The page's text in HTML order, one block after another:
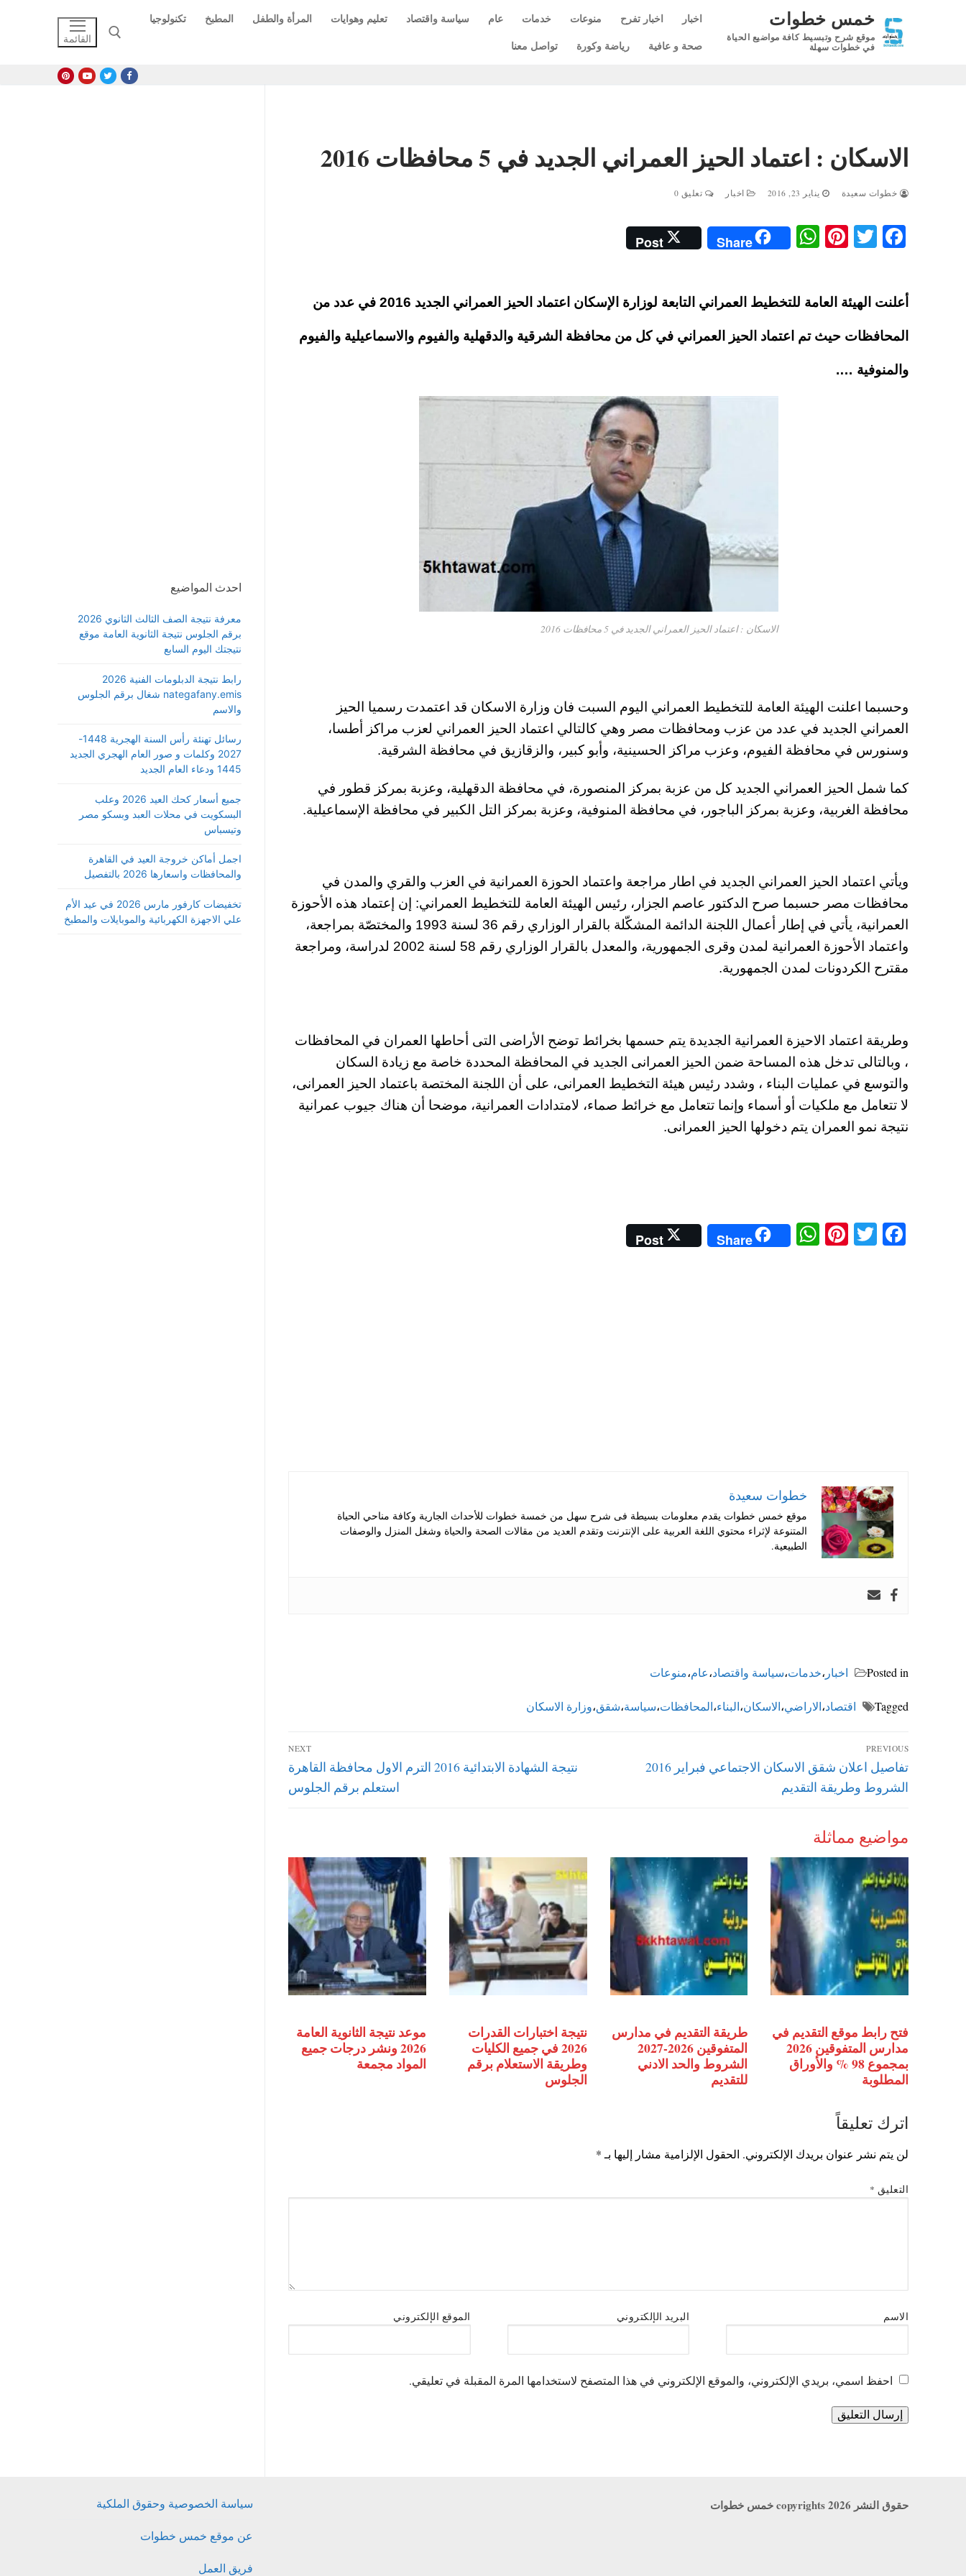
خمس خطوات
موقع شرح وتبسيط كافة مواضيع الحياة
في خطوات سهلة
اخبار اخبار تفرح منوعات خدمات عام سياسة واقتصاد تعليم وهوايات المرأة والطفل المطبخ
تكنولوجيا
صحة و عافية
رياضة وكورة تواصل معنا القائمة
الاسكان : اعتماد الحيز العمراني الجديد في 5 محافظات 2016
خطوات سعيدة يناير 23, 2016 اخبار تعليق 0
Fa
ok
T
r
Pi
es
t
W
ha
A
pp
Share
Post
أعلنت الهيئة العامة للتخطيط العمراني التابعة لوزارة الإسكان اعتماد الحيز العمراني الجديد 2016 في عدد من
المحافظات حيث تم اعتماد الحيز العمراني في كل من محافظة الشرقية والدقهلية والفيوم والاسماعيلية والفيوم
والمنوفية ….
الاسكان : اعتماد الحيز العمراني الجديد في 5 محافظات 2016
وحسبما اعلنت الهيئة العامة للتخطيط العمراني اليوم السبت فان وزارة الاسكان قد اعتمدت رسميا الحيز
العمراني الجديد في عدد من عزب ومحافظات مصر وهي كالتالي اعتماد الحيز العمراني لعزب مراكز أطسا،
وسنورس في محافظة الفيوم، وعزب مراكز الحسينية، وأبو كبير، والزقازيق في محافظة الشرقية.
كما شمل الحيز العمراني الجديد كل من عزبة بمركز المنصورة، في محافظة الدقهلية، وعزبة بمركز قطور في
محافظة الغربية، وعزبة بمركز الباجور، في محافظة المنوفية، وعزبة بمركز التل الكبير في محافظة الإسماعيلية.
ويأتي اعتماد الحيز العمراني الجديد في اطار مراجعة واعتماد الحوزة العمرانية في العزب والقري والمدن في
محافظات مصر حسبما صرح الدكتور عاصم الجزار، رئيس الهيئة العامة للتخطيط العمراني: إن إعتماد هذه الأحوزة
العمرانية، يأتي في إطار أعمال اللجنة الدائمة المشكّلة بالقرار الوزاري رقم 36 لسنة 1993 والمختصّة بمراجعة،
واعتماد الأحوزة العمرانية لمدن وقرى الجمهورية، والمعدل بالقرار الوزاري رقم 58 لسنة 2002 لدراسة، ومراجعة
مقترح الكردونات لمدن الجمهورية.
وطريقة اعتماد الاحيزة العمرانية الجديدة يتم حسمها بخرائط توضح الأراضى التى أحاطها العمران في المحافظات
، وبالتالى تدخل هذه المساحة ضمن الحيز العمرانى الجديد في المحافظة المحددة خاصة مع زيادة السكان
والتوسع في عمليات البناء ، وشدد رئيس هيئة التخطيط العمرانى، على أن اللجنة المختصة باعتماد الحيز العمرانى،
لا تتعامل مع ملكيات أو أسماء وإنما تتعامل مع خرائط صماء، لامتدادات العمرانية، موضحا أن هناك جيوب عمرانية
نتيجة نمو العمران يتم دخولها الحيز العمرانى.
Fa
T
Pi
W
ha
Share
Post
خطوات سعيدة
موقع خمس خطوات يقدم معلومات بسيطة فى شرح سهل من خمسة خطوات للأحداث الجارية وكافة مناحي الحياة
المتنوعة لإثراء محتوي اللغة العربية على الإنترنت وتقدم العديد من مقالات الصحة والحياة وشغل المنزل والوصفات
الطبيعية.
Posted in اخبار ،خدمات،سياسة واقتصاد،عام،منوعات
Tagged اقتصاد،الاراضي،الاسكان،البناء،المحافظات،سياسة،شقق،وزارة الاسكان
تصفّح
المقالات
PREVIOUS
Previous
post:
تفاصيل اعلان شقق الاسكان الاجتماعي فبراير 2016
الشروط وطريقة التقديم
NEXT
Next
نتيجة الشهادة الابتدائية 2016 الترم الاول محافظة القاهرة
استعلم برقم الجلوس
مواضيع مماثلة
فتح رابط موقع التقديم في
مدارس المتفوقين 2026
بمجموع 98 % والأوراق
المطلوبة
طريقة التقديم في مدارس
المتفوقين 2026-2027
الشروط والحد الادني
للتقديم
نتيجة اختبارات القدرات
2026 في جميع الكليات
وطريقة الاستعلام برقم
الجلوس
موعد نتيجة الثانوية العامة
2026 ونشر درجات جميع
المواد مجمعة
اترك تعليقاً
لن يتم نشر عنوان بريدك الإلكتروني. الحقول الإلزامية مشار إليها بـ *
التعليق *
الاسم البريد الإلكتروني الموقع الإلكتروني
احفظ اسمي، بريدي الإلكتروني، والموقع الإلكتروني في هذا المتصفح لاستخدامها المرة المقبلة في تعليقي.
احدث المواضيع
معرفة نتيجة الصف الثالث الثانوي 2026
برقم الجلوس نتيجة الثانوية العامة موقع
نتيجتك اليوم السابع
رابط نتيجة الدبلومات الفنية 2026
nategafany.emis شغال برقم الجلوس
والاسم
رسائل تهنئة رأس السنة الهجرية 1448-
2027 وكلمات و صور العام الهجري الجديد
1445 ودعاء العام الجديد
جميع أسعار كحك العيد 2026 وعلب
البسكويت في محلات العبد وبسكو مصر
وتيسباس
اجمل أماكن خروجة العيد في القاهرة
والمحافظات واسعارها 2026 بالتفصيل
تخفيضات كارفور مارس 2026 في عيد الأم
علي الاجهزة الكهربائية والموبايلات والمطبخ
حقوق النشر copyrights 2026 خمس خطوات سياسة الخصوصية وحقوق الملكية
عن موقع خمس خطوات
فريق العمل